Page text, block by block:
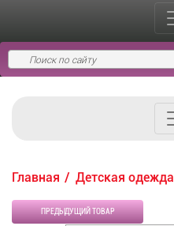
Главная Детская одежда
ПРЕДЫДУЩИЙ ТОВАР